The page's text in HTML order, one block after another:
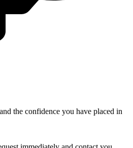
the confidence you have placed in